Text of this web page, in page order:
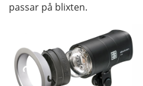
passar på blixten.